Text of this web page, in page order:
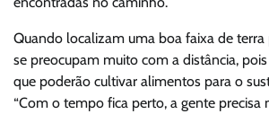
Quando localizam uma boa faixa de
se preocupam muito com a distância,
que poderão cultivar alimentos para o
“Com o tempo fica perto, a gente precisa